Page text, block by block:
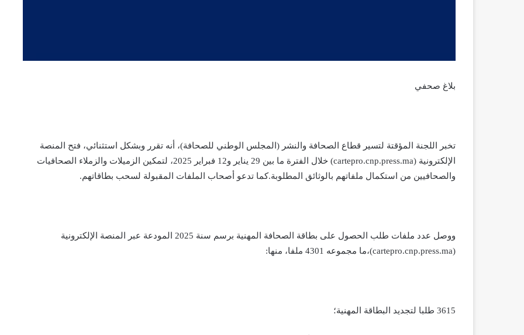
بلاغ صحفي
تخبر اللجنة المؤقتة لتسير قطاع الصحافة والنشر (المجلس الوطني للصحافة)، أنه تقرر وبشكل استثنائي، فتح المنصة
الإلكترونية (cartepro.cnp.press.ma) خلال الفترة ما بين 29 يناير و12 فبراير 2025، لتمكين الزميلات والزملاء الصحافيات
والصحافيين من استكمال ملفاتهم بالوثائق المطلوبة.كما تدعو أصحاب الملفات المقبولة لسحب بطاقاتهم.
ووصل عدد ملفات طلب الحصول على بطاقة الصحافة المهنية برسم سنة 2025 المودعة عبر المنصة الإلكترونية
(cartepro.cnp.press.ma)،ما مجموعه 4301 ملفا، منها:
3615 طلبا لتجديد البطاقة المهنية؛